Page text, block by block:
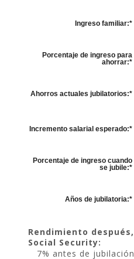
Ingreso familiar:*
Porcentaje de ingreso para
ahorrar:*
Ahorros actuales jubilatorios:*
Incremento salarial esperado:*
Porcentaje de ingreso cuando
se jubile:*
Años de jubilatoria:*
y
Rendimiento
Social Security:
7% antes de